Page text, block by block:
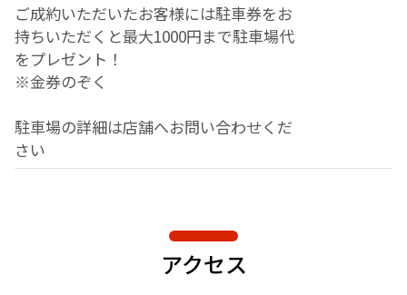
ご成約いただいたお客様には駐車券をお
持ちいただくと最大1000円まで駐車場代
をプレゼント！
※金券のぞく
駐車場の詳細は店舗へお問い合わせくだ
さい
アクセス